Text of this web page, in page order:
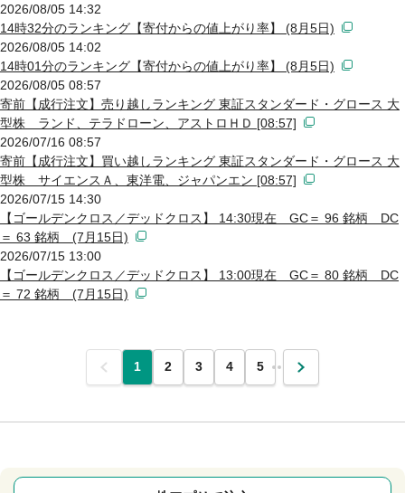
2026/08/05 14:32
14時32分のランキング【寄付からの値上がり率】 (8月5日)
2026/08/05 14:02
14時01分のランキング【寄付からの値上がり率】 (8月5日)
2026/08/05 08:57
寄前【成行注文】売り越しランキング 東証スタンダード・グロース 大
型株 ランド、テラドローン、アストロＨＤ [08:57]
2026/07/16 08:57
寄前【成行注文】買い越しランキング 東証スタンダード・グロース 大
型株 サイエンスＡ、東洋電、ジャパンエン [08:57]
2026/07/15 14:30
【ゴールデンクロス／デッドクロス】 14:30現在 GC＝ 96 銘柄 DC
＝ 63 銘柄 (7月15日)
2026/07/15 13:00
【ゴールデンクロス／デッドクロス】 13:00現在 GC＝ 80 銘柄 DC
＝ 72 銘柄 (7月15日)
前 1 2 3 4 5 … 次